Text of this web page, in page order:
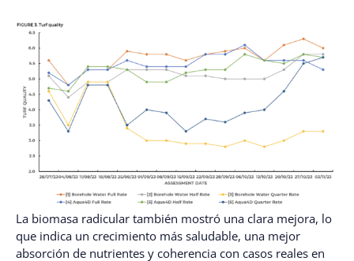
La biomasa radicular también mostró una clara mejora, lo
que indica un crecimiento más saludable, una mejor
absorción de nutrientes y coherencia con casos reales en